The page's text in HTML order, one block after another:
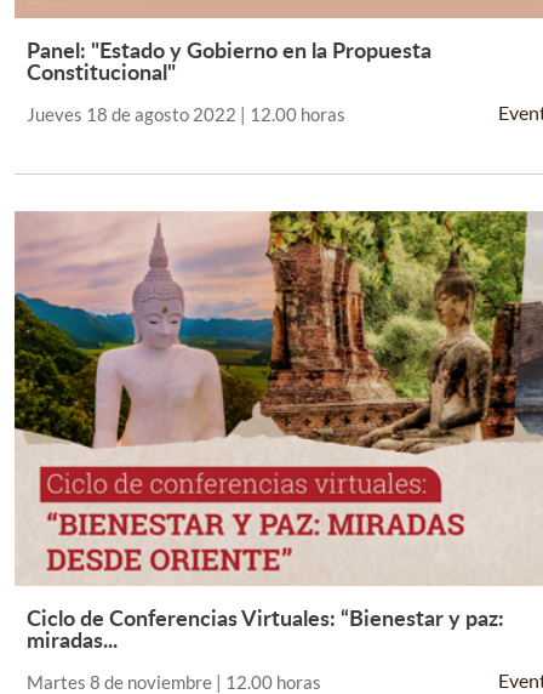
Leer Más +
Panel: "Estado y Gobierno en la Propuesta
Constitucional"
Jueves 18 de agosto 2022 | 12.00 horas
Leer Más +
Ciclo de Conferencias Virtuales: “Bienestar y paz:
miradas...
Martes 8 de noviembre | 12.00 horas